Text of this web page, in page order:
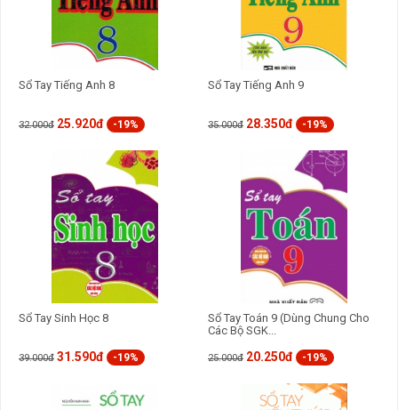
Sổ Tay Tiếng Anh 8
32.000đ 25.920đ -19%
Sổ Tay Tiếng Anh 9
35.000đ 28.350đ -19%
Sổ Tay Sinh Học 8
39.000đ 31.590đ -19%
Sổ Tay Toán 9 (Dùng Chung Cho
Các Bộ SGK...
25.000đ 20.250đ -19%